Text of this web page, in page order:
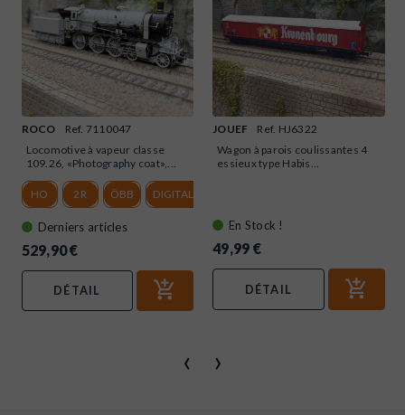
ROCO
Ref. 7110047
Locomotive à vapeur classe
109.26, «Photography coat»,...
HO 2R ÖBB DIGITAL SOUND
Derniers articles
529,90 €
DÉTAIL
JOUEF
Ref. HJ6322
Wagon à parois coulissantes 4
essieux type Habis...
En Stock !
49,99 €
DÉTAIL
‹ ›